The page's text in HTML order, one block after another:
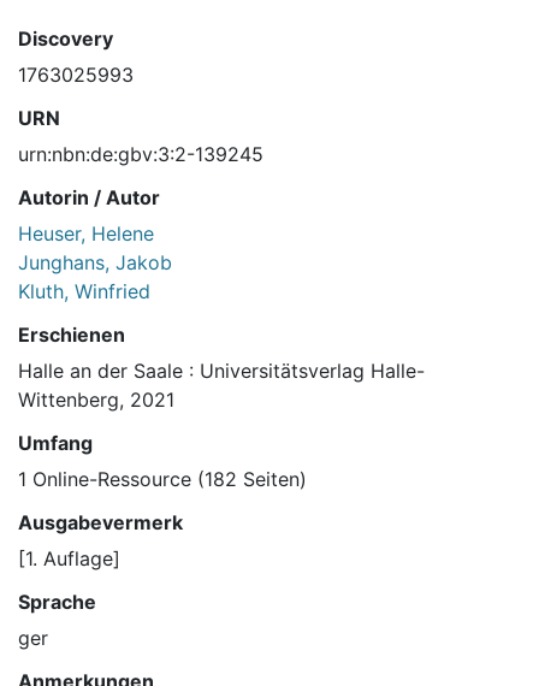
Discovery
1763025993
URN
urn:nbn:de:gbv:3:2-139245
Autorin / Autor
Heuser, Helene
Junghans, Jakob
Kluth, Winfried
Erschienen
Halle an der Saale : Universitätsverlag Halle-
Wittenberg, 2021
Umfang
1 Online-Ressource (182 Seiten)
Ausgabevermerk
[1. Auflage]
Sprache
ger